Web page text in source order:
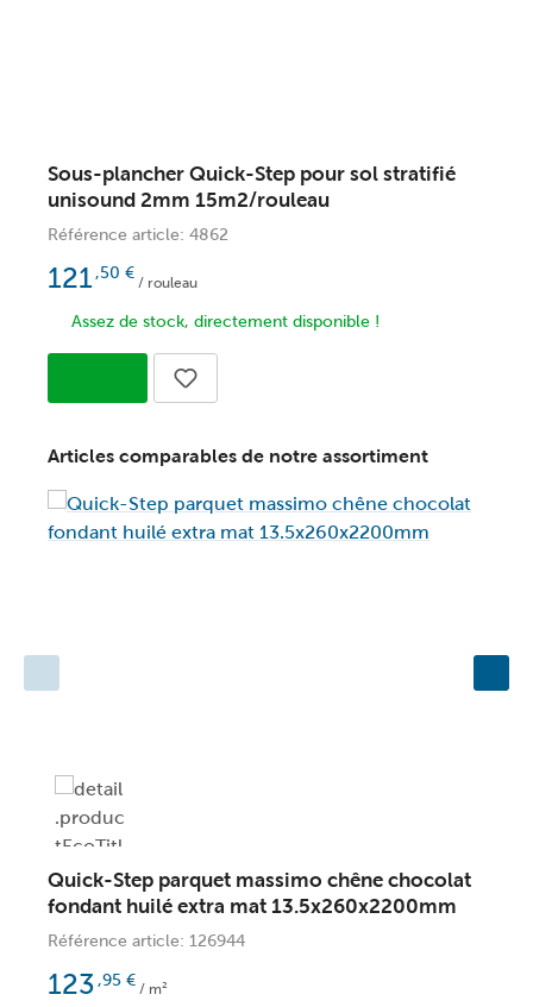
Sous-plancher Quick-Step pour sol stratifié
unisound 2mm 15m2/rouleau
Référence article: 4862
121,50 €
/ rouleau
Assez de stock, directement disponible !
Articles comparables de notre assortiment
Quick-Step parquet massimo chêne chocolat
fondant huilé extra mat 13.5x260x2200mm
Référence article: 126944
123 ,95€
/ m²